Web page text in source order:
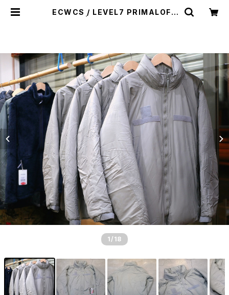
ECWCS / LEVEL7 PRIMALOFT
1 /18